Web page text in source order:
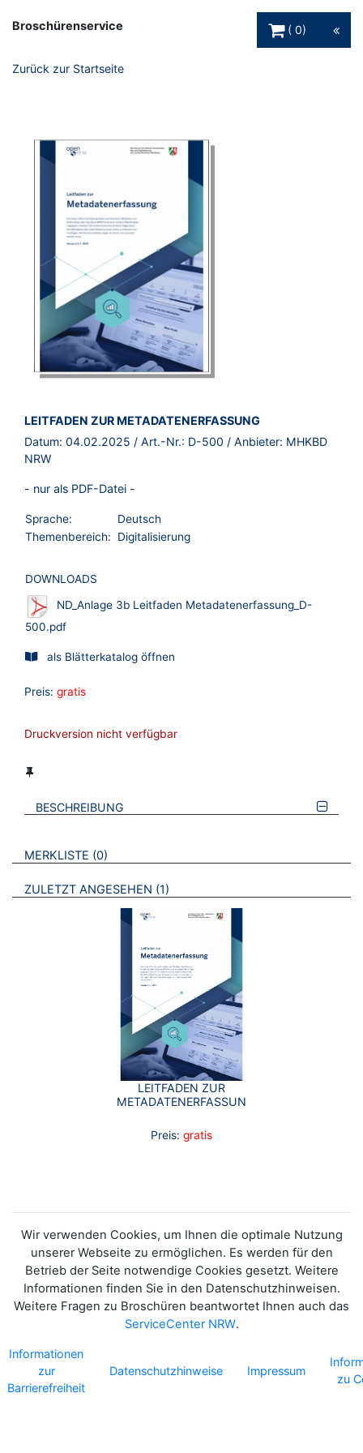
Broschürenservice
0
Zurück zur Startseite
BROSCHÜRE:
LEITFADEN ZUR METADATENERFASSUNG
Datum: 04.02.2025 / Art.-Nr.: D-500 / Anbieter: MHKBD
NRW
- nur als PDF-Datei -
Sprache:
Deutsch
Themenbereich:
Digitalisierung
DOWNLOADS
ND_Anlage 3b Leitfaden Metadatenerfassung_D-
500.pdf
als Blätterkatalog öffnen
Preis: gratis
Druckversion nicht verfügbar
BESCHREIBUNG
VERWEISE AUF VERMERKTE- ODER ZULETZT ANGESEHENE
MERKLISTE 0 BROSCHÜREN
ZULETZT ANGESEHEN 1 BROSCHÜREN
LEITFADEN ZUR
METADATENERFASSUNG
Preis: gratis
Wir verwenden Cookies, um Ihnen die optimale Nutzung
unserer Webseite zu ermöglichen. Es werden für den
Betrieb der Seite notwendige Cookies gesetzt. Weitere
Informationen finden Sie in den Datenschutzhinweisen.
Weitere Fragen zu Broschüren beantwortet Ihnen auch das
ServiceCenter NRW.
Informationen
zur
Barrierefreiheit
Datenschutzhinweise Impressum
zu